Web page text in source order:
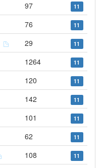
97 11
76 11
29 11
1264 11
120 11
142 11
101 11
62 11
108 11